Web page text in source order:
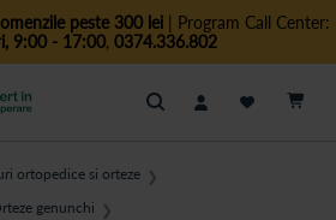
peste 300 lei| Program Call Center:
9:00 - 17:00, 0374.336.802
Cautare
ortopedice si orteze ❯
genunchi
❯